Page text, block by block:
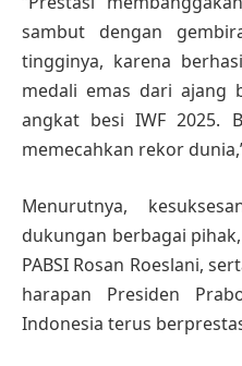
sambut dengan
tingginya, karena
medali emas dari ajang
angkat besi IWF 2025.
memecahkan rekor
Menurutnya,
dukungan berbagai
PABSI Rosan Roeslani,
harapan Presiden
Indonesia terus